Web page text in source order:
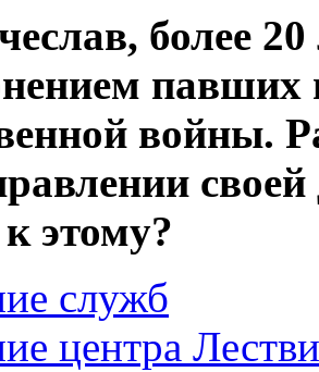
более
павших
войны.
этому?
служб
центра